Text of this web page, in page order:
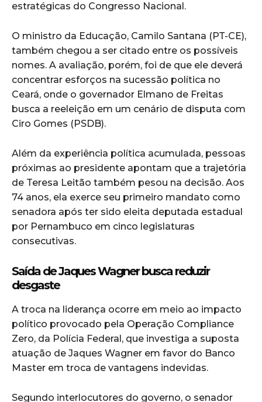
estratégicas do Congresso Nacional.
O ministro da Educação, Camilo Santana (PT-CE),
também chegou a ser citado entre os possíveis
nomes. A avaliação, porém, foi de que ele deverá
concentrar esforços na sucessão política no
Ceará, onde o governador Elmano de Freitas
busca a reeleição em um cenário de disputa com
Ciro Gomes (PSDB).
Além da experiência política acumulada, pessoas
próximas ao presidente apontam que a trajetória
de Teresa Leitão também pesou na decisão. Aos
74 anos, ela exerce seu primeiro mandato como
senadora após ter sido eleita deputada estadual
por Pernambuco em cinco legislaturas
consecutivas.
Saída de Jaques Wagner busca reduzir
desgaste
A troca na liderança ocorre em meio ao impacto
político provocado pela Operação Compliance
Zero, da Polícia Federal, que investiga a suposta
atuação de Jaques Wagner em favor do Banco
Master em troca de vantagens indevidas.
Segundo interlocutores do governo, o senador